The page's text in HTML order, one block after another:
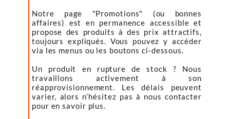
Notre page "Promotions" (ou bonnes
affaires) est en permanence accessible et
propose des produits à des prix attractifs,
toujours expliqués. Vous pouvez y accéder
via les menus ou les boutons ci-dessous.
Un produit en rupture de stock ? Nous
travaillons activement à son
réapprovisionnement. Les délais peuvent
varier, alors n’hésitez pas à nous contacter
pour en savoir plus.